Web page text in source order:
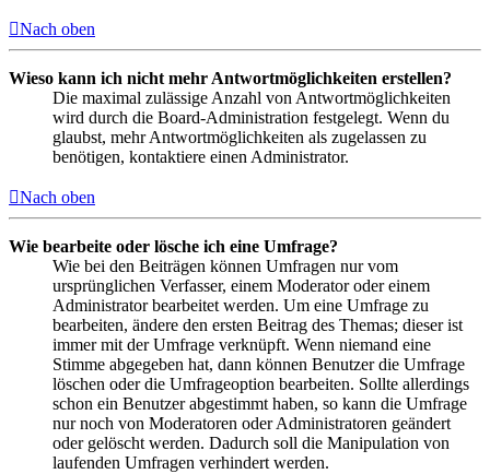
Nach oben
Wieso kann ich nicht mehr Antwortmöglichkeiten erstellen?
Die maximal zulässige Anzahl von Antwortmöglichkeiten
wird durch die Board-Administration festgelegt. Wenn du
glaubst, mehr Antwortmöglichkeiten als zugelassen zu
benötigen, kontaktiere einen Administrator.
Nach oben
Wie bearbeite oder lösche ich eine Umfrage?
Wie bei den Beiträgen können Umfragen nur vom
ursprünglichen Verfasser, einem Moderator oder einem
Administrator bearbeitet werden. Um eine Umfrage zu
bearbeiten, ändere den ersten Beitrag des Themas; dieser ist
immer mit der Umfrage verknüpft. Wenn niemand eine
Stimme abgegeben hat, dann können Benutzer die Umfrage
löschen oder die Umfrageoption bearbeiten. Sollte allerdings
schon ein Benutzer abgestimmt haben, so kann die Umfrage
nur noch von Moderatoren oder Administratoren geändert
oder gelöscht werden. Dadurch soll die Manipulation von
laufenden Umfragen verhindert werden.